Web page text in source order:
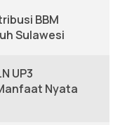
BBM
Sulawesi
UP3
Nyata